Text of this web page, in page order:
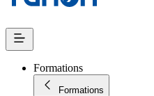
Formations
Formations